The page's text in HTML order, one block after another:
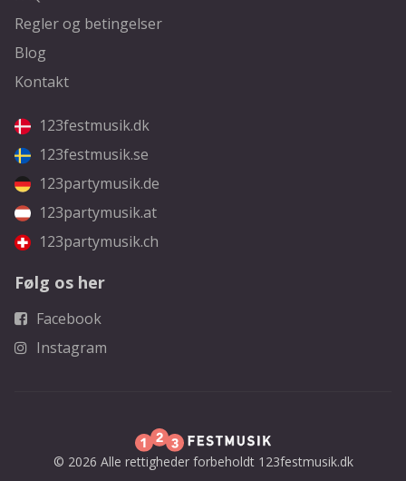
Regler og betingelser
Blog
Kontakt
123festmusik.dk
123festmusik.se
123partymusik.de
123partymusik.at
123partymusik.ch
Følg os her
Facebook
Instagram
© 2026 Alle rettigheder forbeholdt 123festmusik.dk